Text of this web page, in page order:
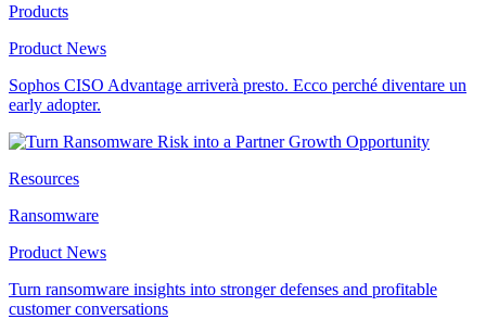
Products
Product News
Sophos CISO Advantage arriverà presto. Ecco perché diventare un
early adopter.
Resources
Ransomware
Product News
Turn ransomware insights into stronger defenses and profitable
customer conversations